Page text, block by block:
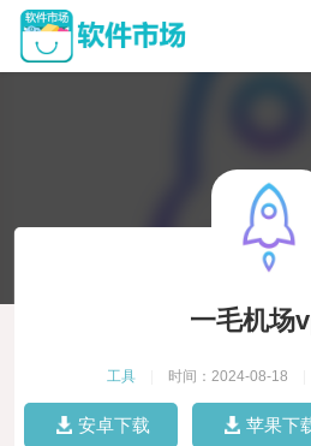
一毛机场
工具 时间：2024-08-18
安卓下载 苹果下